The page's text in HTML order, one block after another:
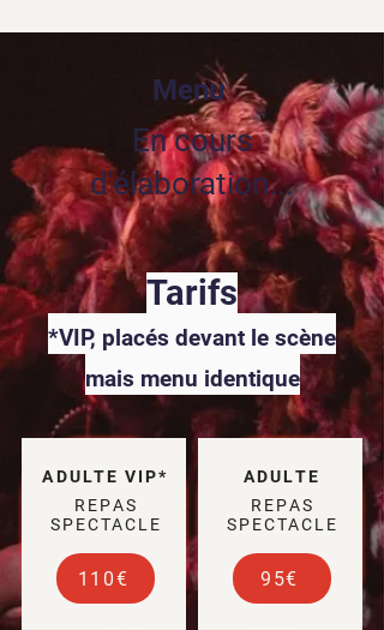
Menu
En cours
d'élaboration...
Tarifs
*VIP, placés devant le scène
mais menu identique
ADULTE VIP*
REPAS
SPECTACLE
110€
ADULTE
REPAS
SPECTACLE
95€